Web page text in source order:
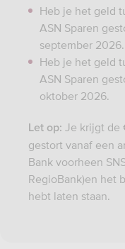
Heb je het geld
ASN Sparen
september 2026.
Heb je het geld
ASN Sparen
oktober 2026.
Let op: Je krijgt de
gestort vanaf een
Bank voorheen
RegioBank)en het
hebt laten staan.